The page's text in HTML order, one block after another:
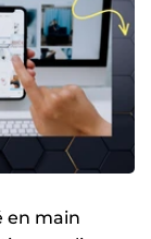
en main